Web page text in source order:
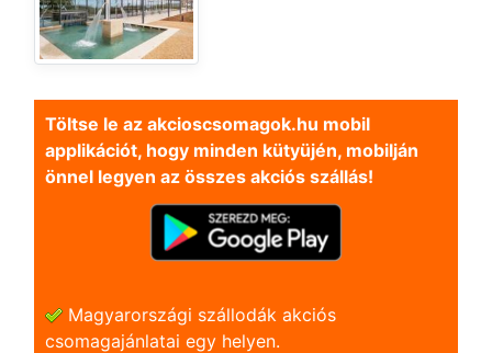
Töltse le az akcioscsomagok.hu mobil
applikációt, hogy minden kütyüjén, mobilján
önnel legyen az összes akciós szállás!
Magyarországi szállodák akciós
csomagajánlatai egy helyen.